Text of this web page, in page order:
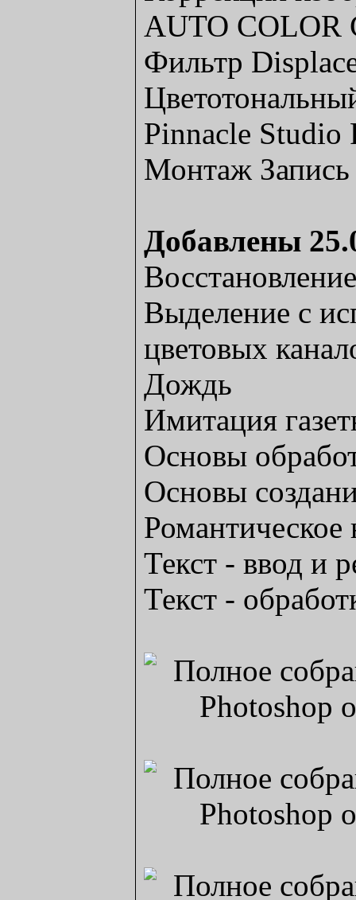
AUTO COLOR
Фильтр
Pinnacle Studio
Монтаж Запись
Добавлены
Выделение с
цветовых
Дождь
Имитация
Основы
Основы
Романтическое
Текст - ввод и
Текст -